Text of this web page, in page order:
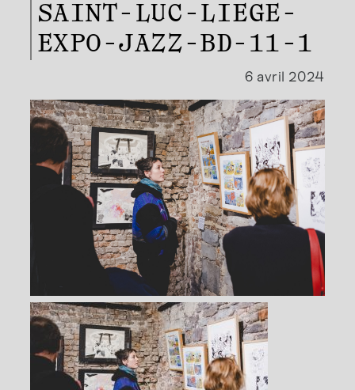
SAINT-LUC-LIEGE-
EXPO-JAZZ-BD-11-1
6 avril 2024